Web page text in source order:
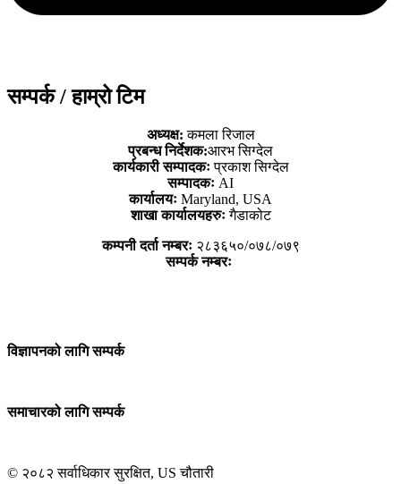
सम्पर्क / हाम्रो टिम
अध्यक्ष:कमला रिजाल
प्रबन्ध निर्देशक:आरभ सिग्देल
कार्यकारी सम्पादकःप्रकाश सिग्देल
सम्पादकः AI
कार्यालयः Maryland, USA
शाखा कार्यालयहरुःगैडाकोट
कम्पनी दर्ता नम्बरः२८३६५०/०७८/०७९
सम्पर्क नम्बरः
विज्ञापनको लागि सम्पर्क
समाचारको लागि सम्पर्क
© २०८२ सर्वाधिकार सुरक्षित, US चौतारी